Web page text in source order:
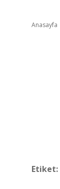
Anasayfa
Etiket: